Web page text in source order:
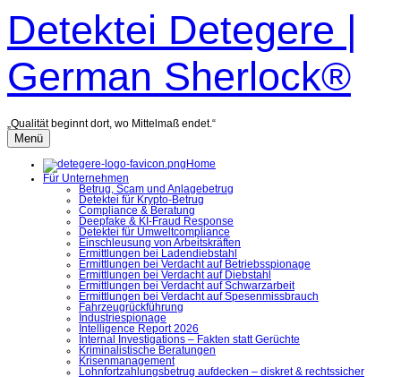
Inhalt
überspringen
Detektei Detegere |
German Sherlock®
„Qualität beginnt dort, wo Mittelmaß endet.“
Menü
Home
Für Unternehmen
Betrug, Scam und Anlagebetrug
Detektei für Krypto-Betrug
Compliance & Beratung
Deepfake & KI-Fraud Response
Detektei für Umweltcompliance
Einschleusung von Arbeitskräften
Ermittlungen bei Ladendiebstahl
Ermittlungen bei Verdacht auf Betriebsspionage
Ermittlungen bei Verdacht auf Diebstahl
Ermittlungen bei Verdacht auf Schwarzarbeit
Ermittlungen bei Verdacht auf Spesenmissbrauch
Fahrzeugrückführung
Industriespionage
Intelligence Report 2026
Internal Investigations – Fakten statt Gerüchte
Kriminalistische Beratungen
Krisenmanagement
Lohnfortzahlungsbetrug aufdecken – diskret & rechtssicher